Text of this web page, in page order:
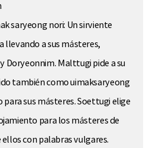
saryeong nori: Un sirviente
a sus másteres,
Doryeonnim. Malttugi pide a su
también como uimaksaryeong
para sus másteres. Soettugi elige
para los másteres de
con palabras vulgares.